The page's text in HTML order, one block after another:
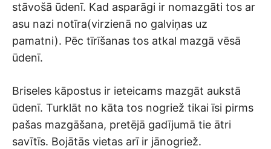
stāvošā ūdenī. Kad asparāgi ir nomazgāti tos ar
asu nazi notīra(virzienā no galviņas uz
pamatni). Pēc tīrīšanas tos atkal mazgā vēsā
ūdenī.
Briseles kāpostus ir ieteicams mazgāt aukstā
ūdenī. Turklāt no kāta tos nogriež tikai īsi pirms
pašas mazgāšana, pretējā gadījumā tie ātri
savītīs. Bojātās vietas arī ir jānogriež.